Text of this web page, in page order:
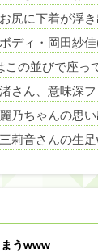
相互RSS
まうwww